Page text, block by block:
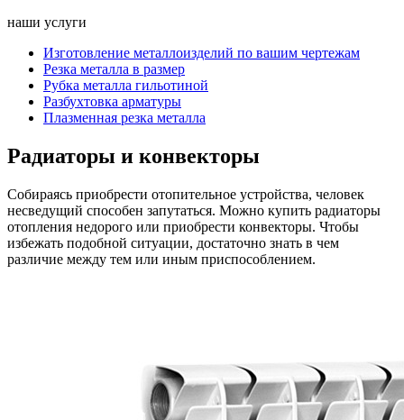
наши услуги
Изготовление металлоизделий по вашим чертежам
Резка металла в размер
Рубка металла гильотиной
Разбухтовка арматуры
Плазменная резка металла
Радиаторы и конвекторы
Собираясь приобрести отопительное устройства, человек
несведущий способен запутаться. Можно купить радиаторы
отопления недорого или приобрести конвекторы. Чтобы
избежать подобной ситуации, достаточно знать в чем
различие между тем или иным приспособлением.